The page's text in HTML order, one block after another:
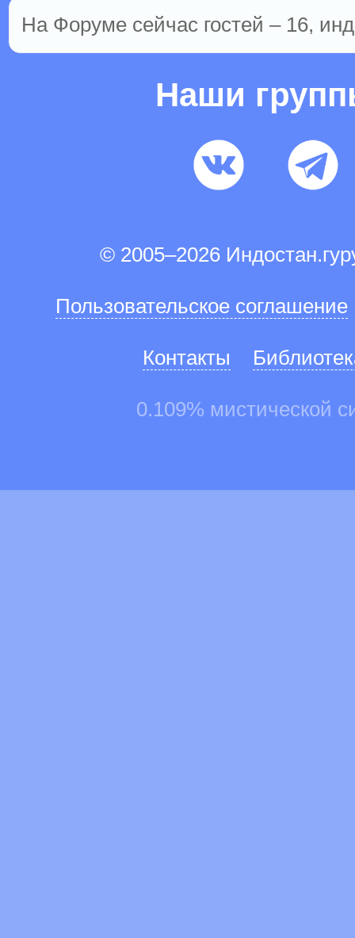
На Форуме сейчас гостей – 16,
Наши
© 2005–2026
Пользовательское соглашение
Контакты
0.109% мистической